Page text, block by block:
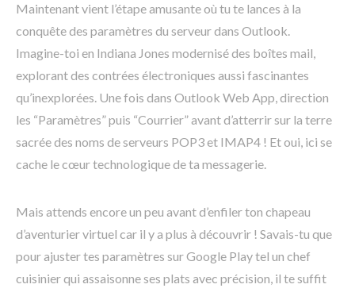
Maintenant vient l’étape amusante où tu te lances à la
conquête des paramètres du serveur dans Outlook.
Imagine-toi en Indiana Jones modernisé des boîtes mail,
explorant des contrées électroniques aussi fascinantes
qu’inexplorées. Une fois dans Outlook Web App, direction
les “Paramètres” puis “Courrier” avant d’atterrir sur la terre
sacrée des noms de serveurs POP3 et IMAP4 ! Et oui, ici se
cache le cœur technologique de ta messagerie.
Mais attends encore un peu avant d’enfiler ton chapeau
d’aventurier virtuel car il y a plus à découvrir ! Savais-tu que
pour ajuster tes paramètres sur Google Play tel un chef
cuisinier qui assaisonne ses plats avec précision, il te suffit